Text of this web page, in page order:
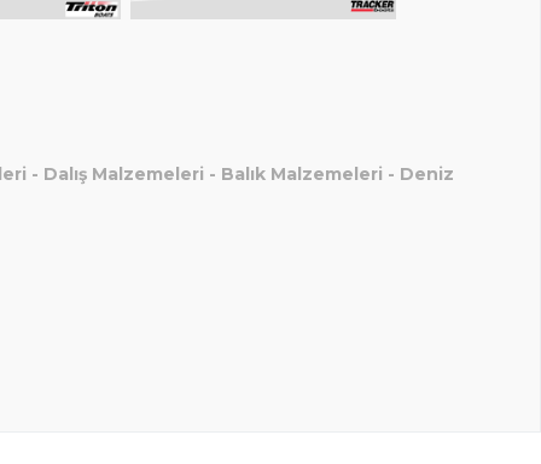
- Dalış Malzemeleri - Balık Malzemeleri - Deniz